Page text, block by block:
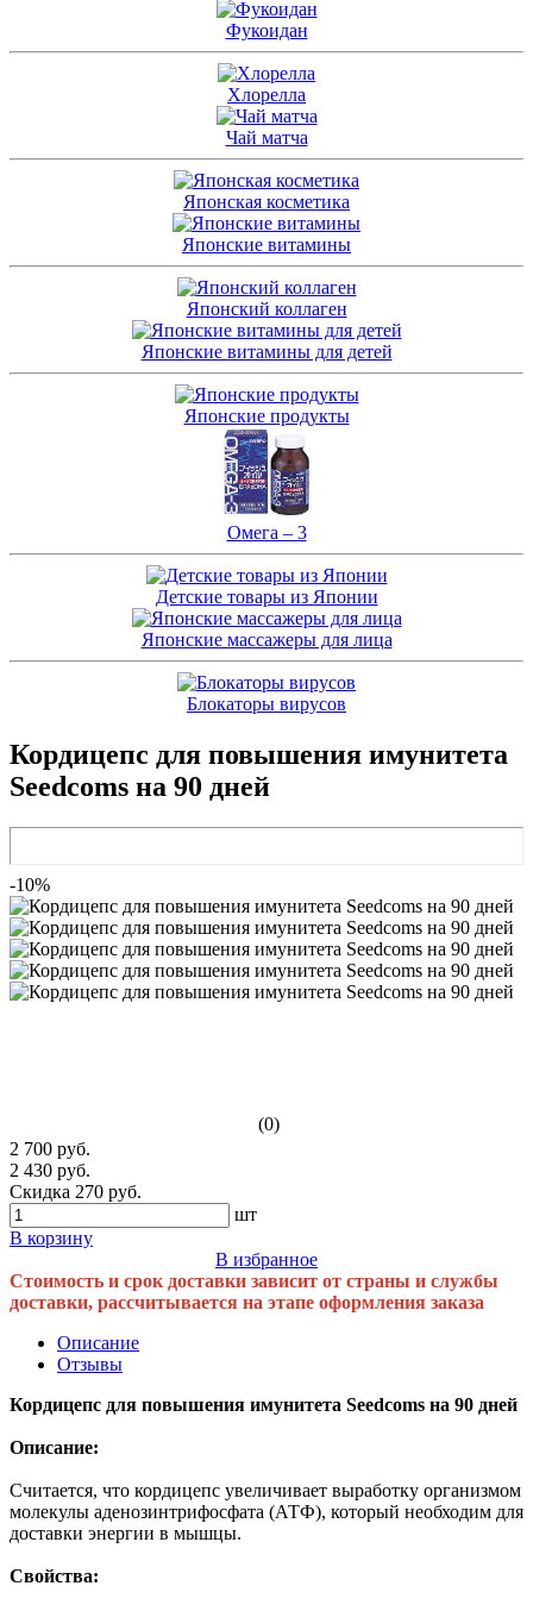
Фукоидан
Хлорелла
Чай матча
Японская косметика
Японские витамины
Японский коллаген
Японские витамины для детей
Японские продукты
Омега – 3
Детские товары из Японии
Японские массажеры для лица
Блокаторы вирусов
Кордицепс для повышения имунитета
Seedcoms на 90 дней
-10%
(0)
2 700 руб.
2 430 руб.
Скидка 270 руб.
шт
В корзину
В избранное
Стоимость и срок доставки зависит от страны и службы
доставки, рассчитывается на этапе оформления заказа
Описание
Отзывы
Кордицепс для повышения имунитета Seedcoms на 90 дней
Описание:
Считается, что кордицепс увеличивает выработку организмом
молекулы аденозинтрифосфата (АТФ), который необходим для
доставки энергии в мышцы.
Свойства: